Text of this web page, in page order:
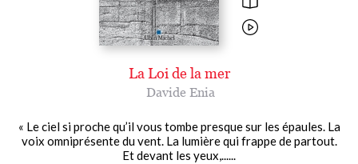
La Loi de la mer
Davide Enia
« Le ciel si proche qu’il vous tombe presque sur les épaules. La
voix omniprésente du vent. La lumière qui frappe de partout.
Et devant les yeux,......